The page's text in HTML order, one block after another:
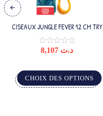
CISEAUX JUNGLE FEVER 12 CM TRY
ME MAPED
د.ت
CHOIX DES OPTIONS